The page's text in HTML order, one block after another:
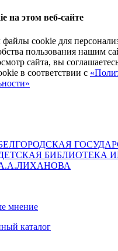
на этом веб-сайте
cookie для
пользования нашим
сайта, вы
в соответствии с
БИБЛИОТЕКА
мнение
каталог